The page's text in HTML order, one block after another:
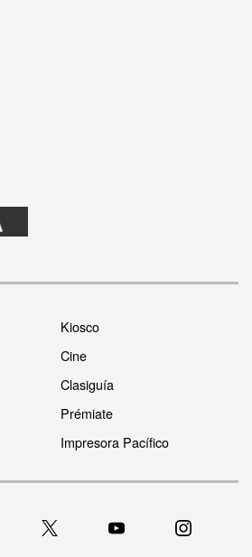
Kiosco
Cine
Clasiguía
Prémiate
Impresora Pacífico